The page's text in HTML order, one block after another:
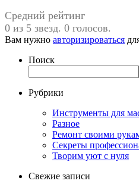
Средний рейтинг
0 из 5 звезд. 0 голосов.
Вам нужно авторизироваться
Поиск
Рубрики
Инструменты для
Разное
Ремонт своими
Секреты
Творим уют с нуля
Свежие записи